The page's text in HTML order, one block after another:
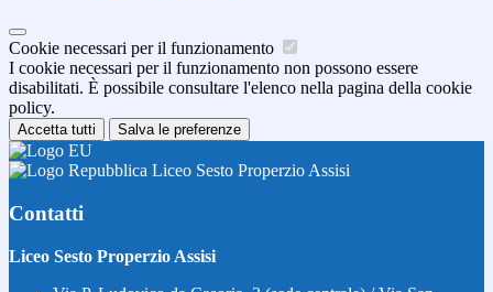
Cookie necessari per il funzionamento
I cookie necessari per il funzionamento non possono essere
disabilitati. È possibile consultare l'elenco nella pagina della cookie
policy.
Accetta tutti Salva le preferenze
Liceo Sesto Properzio Assisi
Contatti
Liceo Sesto Properzio Assisi